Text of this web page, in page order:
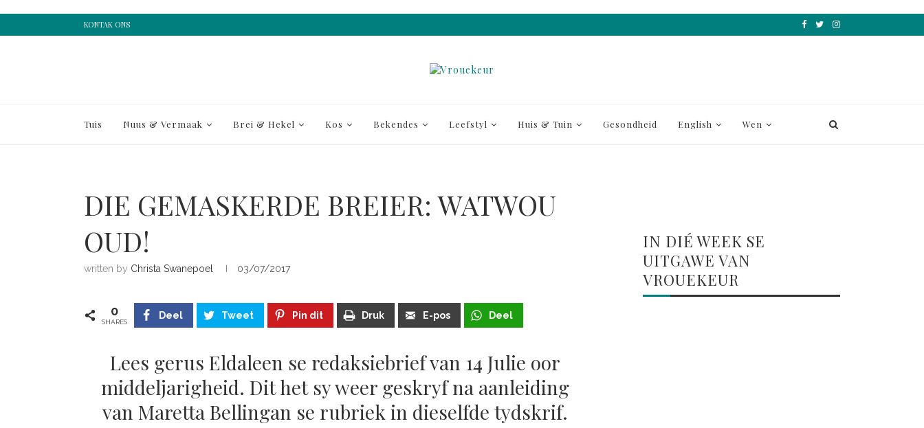
KONTAK ONS
Tuis Nuus & Vermaak Brei & Hekel Kos Bekendes Leefstyl Huis & Tuin Gesondheid English Wen
DIE GEMASKERDE BREIER: WATWOU
OUD!
written by Christa Swanepoel 03/07/2017
0
SHARES
Deel Tweet Pin dit Druk E-pos Deel
Lees gerus Eldaleen se redaksiebrief van 14 Julie oor
middeljarigheid. Dit het sy weer geskryf na aanleiding
van Maretta Bellingan se rubriek in dieselfde tydskrif.
IN DIÉ WEEK SE
UITGAWE VAN
VROUEKEUR